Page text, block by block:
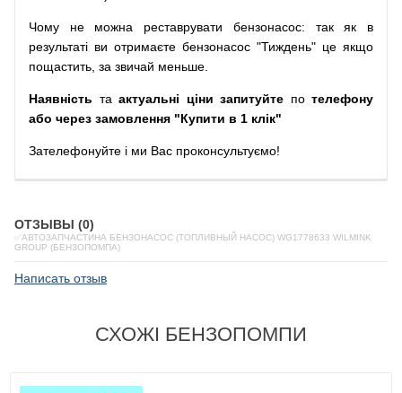
Чому не можна реставрувати бензонасос: так як
в
результаті ви отримаєте бензонасос "Тиждень" це якщо
пощастить, за звичай меньше.
Наявність та актуальні ціни запитуйте по телефону
або через замовлення "Купити в 1 клік"
Зателефонуйте і ми Вас проконсультуємо!
ОТЗЫВЫ (0)
✅АВТОЗАПЧАСТИНА БЕНЗОНАСОС (ТОПЛИВНЫЙ НАСОС) WG1778633 WILMINK
GROUP (БЕНЗОПОМПА)
Написать отзыв
СХОЖІ БЕНЗОПОМПИ